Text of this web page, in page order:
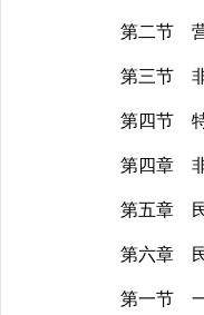
第二节 营
第三节 非
第四节 特
第四章 非
第五章 民
第六章 民
第一节 一